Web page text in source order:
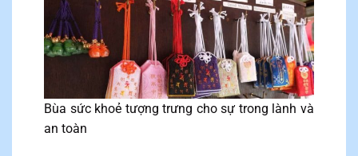
Bùa sức khoẻ tượng trưng cho sự trong lành và
an toàn